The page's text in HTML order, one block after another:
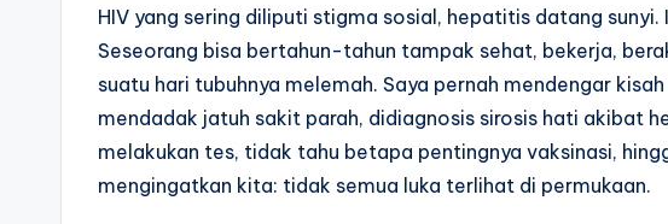
HIV yang sering diliputi stigma sosial, hepatitis datang
Seseorang bisa bertahun-tahun tampak sehat, bekerja,
suatu hari tubuhnya melemah. Saya pernah mendengar
mendadak jatuh sakit parah, didiagnosis sirosis hati akibat
melakukan tes, tidak tahu betapa pentingnya vaksinasi,
mengingatkan kita: tidak semua luka terlihat di permukaan.